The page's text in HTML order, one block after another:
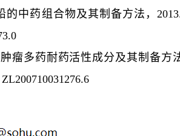
的中药组合物及其制备方法，
瘤多药耐药活性成分及其制备方
ZL200710031276.6